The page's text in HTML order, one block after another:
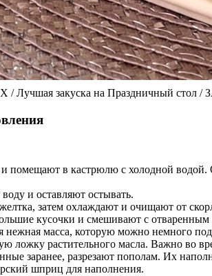
закуска на Праздничный
помещают в кастрюлю с холодной водой.
и оставляют остывать.
затем охлаждают и очищают от
кусочки и смешивают с
нежная масса, которую можно немного
ложку растительного масла. Важно во
заранее, разрезают пополам. Их
шприц для наполнения.